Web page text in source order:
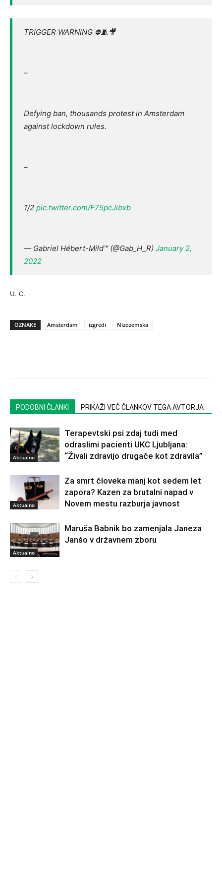
TRIGGER WARNING ⛔️🧵🎥
–
Defying ban, thousands protest in Amsterdam
against lockdown rules.
–
1/2 pic.twitter.com/F75pcJibxb
— Gabriel Hébert-Mild™ (@Gab_H_R) January 2,
2022
U. C.
OZNAKE Amsterdam izgredi Nizozemska
PODOBNI ČLANKI PRIKAŽI VEČ ČLANKOV TEGA AVTORJA
Aktualno
Terapevtski psi zdaj tudi med
odraslimi pacienti UKC Ljubljana:
“Živali zdravijo drugače kot zdravila”
Aktualno
Za smrt človeka manj kot sedem let
zapora? Kazen za brutalni napad v
Novem mestu razburja javnost
Aktualno
Maruša Babnik bo zamenjala Janeza
Janšo v državnem zboru